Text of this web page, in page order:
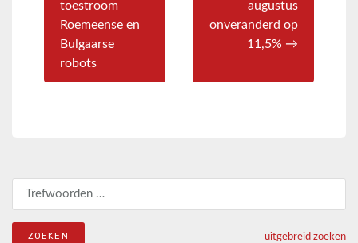
toestroom
Roemeense en
Bulgaarse
robots
augustus
onveranderd op
11,5% →
Zoeken naar:
uitgebreid zoeken